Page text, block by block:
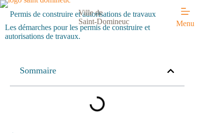
Ville de
Saint-Domineuc
Menu
Permis de construire et autorisations de travaux
Les démarches pour les permis de construire et
autorisations de travaux.
Sommaire